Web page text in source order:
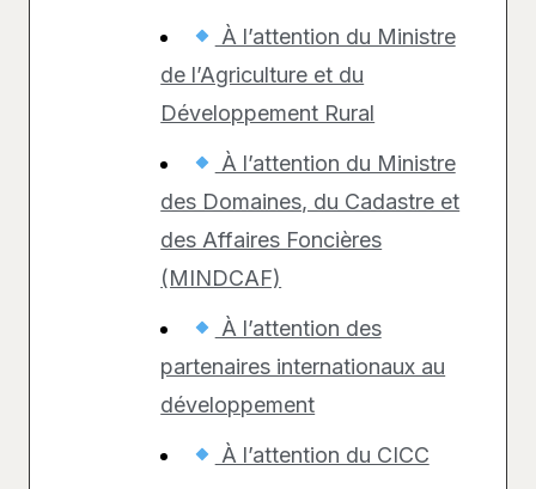
À l’attention du Ministre
de l’Agriculture et du
Développement Rural
À l’attention du Ministre
des Domaines, du Cadastre et
des Affaires Foncières
(MINDCAF)
À l’attention des
partenaires internationaux au
développement
À l’attention du CICC